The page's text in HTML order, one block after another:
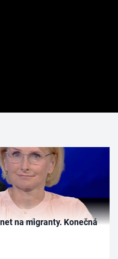
na migranty. Konečná